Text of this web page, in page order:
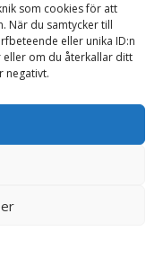
som cookies för att
När du samtycker till
eller unika ID:n
eller om du återkallar ditt
negativt.
”Kornvallmo
Obligatoriska fält